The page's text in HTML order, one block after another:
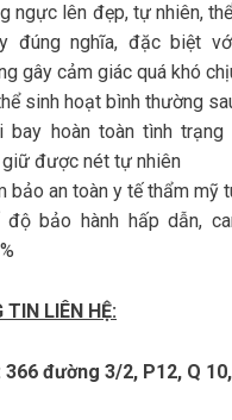
ngực lên đẹp, tự nhiên,
đúng nghĩa, đặc biệt
gây cảm giác quá khó
sinh hoạt bình thường
bay hoàn toàn tình trạng
được nét tự nhiên
bảo an toàn y tế thẩm mỹ
độ bảo hành hấp dẫn,
TIN LIÊN HỆ:
đường 3/2, P12, Q